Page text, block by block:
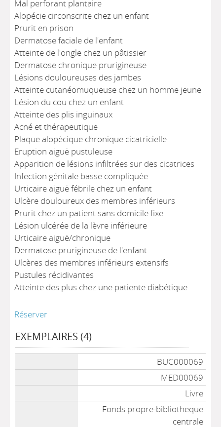
Mal perforant plantaire
Alopécie circonscrite chez un enfant
Prurit en prison
Dermatose faciale de l'enfant
Atteinte de l'ongle chez un pâtissier
Dermatose chronique prurigineuse
Lésions douloureuses des jambes
Atteinte cutanéomuqueuse chez un homme jeune
Lésion du cou chez un enfant
Atteinte des plis inguinaux
Acné et thérapeutique
Plaque alopécique chronique cicatricielle
Eruption aiguë pustuleuse
Apparition de lésions infiltrées sur des cicatrices
Infection génitale basse compliquée
Urticaire aiguë fébrile chez un enfant
Ulcère douloureux des membres inférieurs
Prurit chez un patient sans domicile fixe
Lésion ulcérée de la lèvre inférieure
Urticaire aiguë/chronique
Dermatose prurigineuse de l'enfant
Ulcères des membres inférieurs extensifs
Pustules récidivantes
Atteinte des plus chez une patiente diabétique
Réserver
EXEMPLAIRES (4)
BUC000069
MED00069
Livre
Fonds propre-bibliotheque
centrale